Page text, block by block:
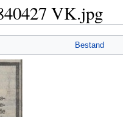
VK.jpg
Bestand